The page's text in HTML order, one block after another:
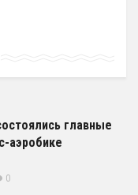
главные
аэробике
0